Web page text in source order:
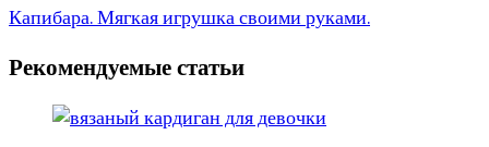
Капибара. Мягкая игрушка своими руками.
Рекомендуемые статьи